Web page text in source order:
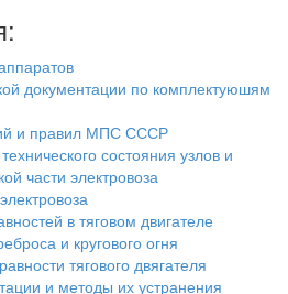
документации по комплектуюшям
и правил МПС СССР
состояния узлов и
части электровоза
в тяговом двигателе
и кругового огня
тягового двягателя
и методы их устранения